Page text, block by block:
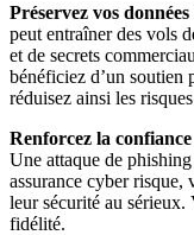
Préservez vos données
peut entraîner des vols
et de secrets
bénéficiez d’un soutien
réduisez ainsi les
Renforcez la confiance
Une attaque de
assurance cyber risque,
leur sécurité au
fidélité.